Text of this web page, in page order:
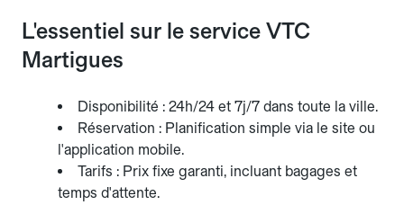
L'essentiel sur le service VTC
Martigues
Disponibilité : 24h/24 et 7j/7 dans toute la ville.
Réservation : Planification simple via le site ou
l'application mobile.
Tarifs : Prix fixe garanti, incluant bagages et
temps d'attente.